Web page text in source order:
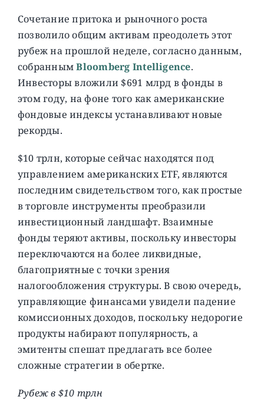
Сочетание притока и рыночного роста
позволило общим активам преодолеть этот
рубеж на прошлой неделе, согласно данным,
собраннымBloomberg Intelligence.
Инвесторы вложили $691 млрд в фонды в
этом году, на фоне того как американские
фондовые индексы устанавливают новые
рекорды.
$10 трлн, которые сейчас находятся под
управлением американских ETF, являются
последним свидетельством того, как простые
в торговле инструменты преобразили
инвестиционный ландшафт. Взаимные
фонды теряют активы, поскольку инвесторы
переключаются на более ликвидные,
благоприятные с точки зрения
налогообложения структуры. В свою очередь,
управляющие финансами увидели падение
комиссионных доходов, поскольку недорогие
продукты набирают популярность, а
эмитенты спешат предлагать все более
сложные стратегии в обертке.
Рубеж в $10 трлн